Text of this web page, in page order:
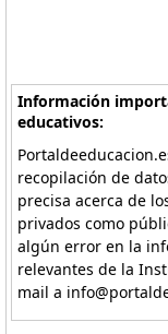
Información
educativos:
recopilación de
precisa acerca de
privados como
algún error en la
relevantes de la
mail a